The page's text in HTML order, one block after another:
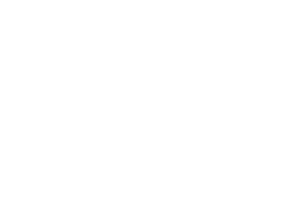
55ML quantity